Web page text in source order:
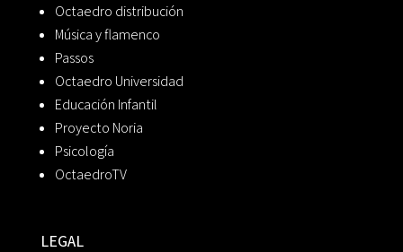
Octaedro distribución
Música y flamenco
Passos
Octaedro Universidad
Educación Infantil
Proyecto Noria
Psicología
OctaedroTV
LEGAL